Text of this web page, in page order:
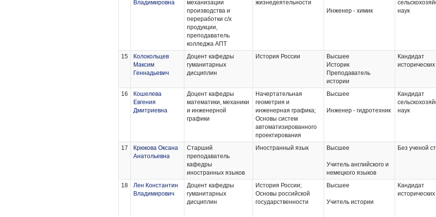
Владимировна
механизации
производства и
переработки с/х
продукции,
преподаватель
колледжа АПТ
жизнедеятельности
Инженер - химик
наук
15
Колокольцев
Максим
Геннадьевич
Доцент кафедры
гуманитарных
дисциплин
История России
Высшее
Историк
Преподаватель
истории
Кандидат
исторических
16
Кошелева
Евгения
Дмитриевна
Доцент кафедры
математики, механики
и инженерной
графики
Начертательная
геометрия и
инженерная графика;
Основы систем
автоматизированного
проектирования
Высшее
Инженер - гидротехник
Кандидат
наук
17
Крюкова Оксана
Анатольевна
Старший
преподаватель
кафедры
иностранных языков
Иностранный язык Высшее
Учитель английского и
немецкого языков
Без ученой
18
Лен Константин
Владимирович
Доцент кафедры
гуманитарных
дисциплин
История России;
Основы российской
государственности
Высшее
Учитель истории
Кандидат
исторических